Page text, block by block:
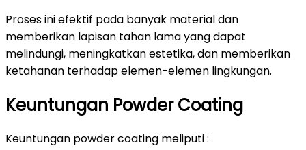
Proses ini efektif pada banyak material dan
memberikan lapisan tahan lama yang dapat
melindungi, meningkatkan estetika, dan memberikan
ketahanan terhadap elemen-elemen lingkungan.
Keuntungan Powder Coating
Keuntungan powder coating meliputi :